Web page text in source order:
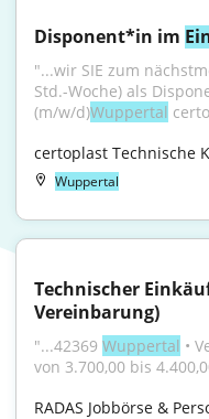
Disponent*in im
"...wir SIE zum
Std.-Woche) als
(m/w/d)Wuppertal
certoplast Technische
Wuppertal
Technischer
Vereinbarung)
"...42369 Wuppertal •
von 3.700,00 bis
RADAS Jobbörse &